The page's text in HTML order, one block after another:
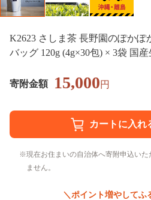
K2623 さしま茶 長野園のぽかぽ
バッグ 120g (4g×30包) × 3袋 国産
寄附金額 15,000円
現在お住まいの自治体へ寄附申込い
ません。
＼ポイント増やしてふ